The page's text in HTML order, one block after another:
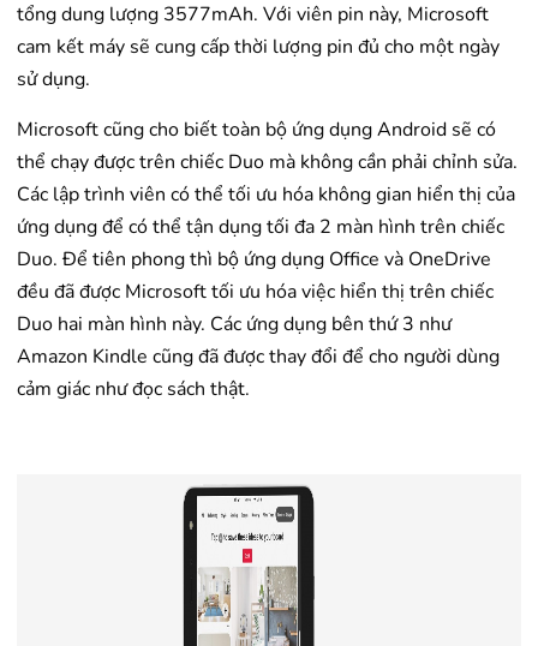
tổng dung lượng 3577mAh. Với viên pin này, Microsoft
cam kết máy sẽ cung cấp thời lượng pin đủ cho một ngày
sử dụng.
Microsoft cũng cho biết toàn bộ ứng dụng Android sẽ có
thể chạy được trên chiếc Duo mà không cần phải chỉnh sửa.
Các lập trình viên có thể tối ưu hóa không gian hiển thị của
ứng dụng để có thể tận dụng tối đa 2 màn hình trên chiếc
Duo. Để tiên phong thì bộ ứng dụng Office và OneDrive
đều đã được Microsoft tối ưu hóa việc hiển thị trên chiếc
Duo hai màn hình này. Các ứng dụng bên thứ 3 như
Amazon Kindle cũng đã được thay đổi để cho người dùng
cảm giác như đọc sách thật.